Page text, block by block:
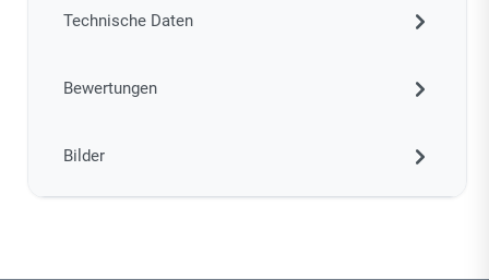
Technische Daten
Bewertungen
Bilder